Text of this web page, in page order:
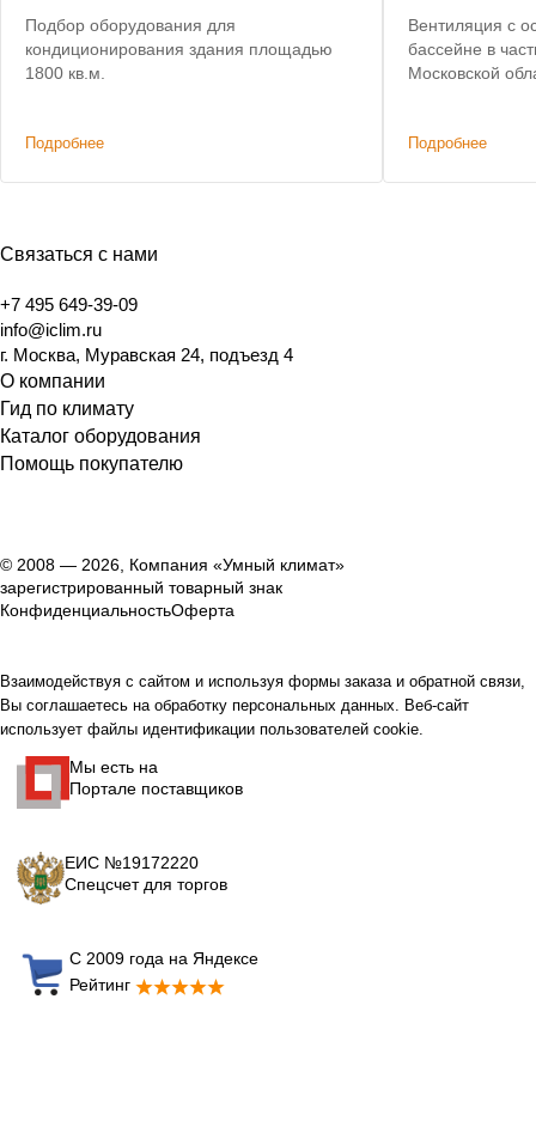
Подбор оборудования для
кондиционирования здания площадью
1800 кв.м.
Подробнее
Вентиляция с
бассейне в
Московской
изначальная
Подробнее
Связаться с нами
+7 495 649-39-09
info@iclim.ru
г. Москва, Муравская 24, подъезд 4
О компании
Гид по климату
Каталог оборудования
Помощь покупателю
© 2008 — 2026, Компания «Умный климат»
зарегистрированный товарный знак
КонфиденциальностьОферта
Взаимодействуя с сайтом и используя формы заказа и обратной связи,
Вы соглашаетесь на обработку персональных данных. Веб-сайт
использует файлы идентификации пользователей cookie.
Мы есть на
Портале поставщиков
ЕИС №19172220
Спецсчет для торгов
С 2009 года на Яндексе
Рейтинг